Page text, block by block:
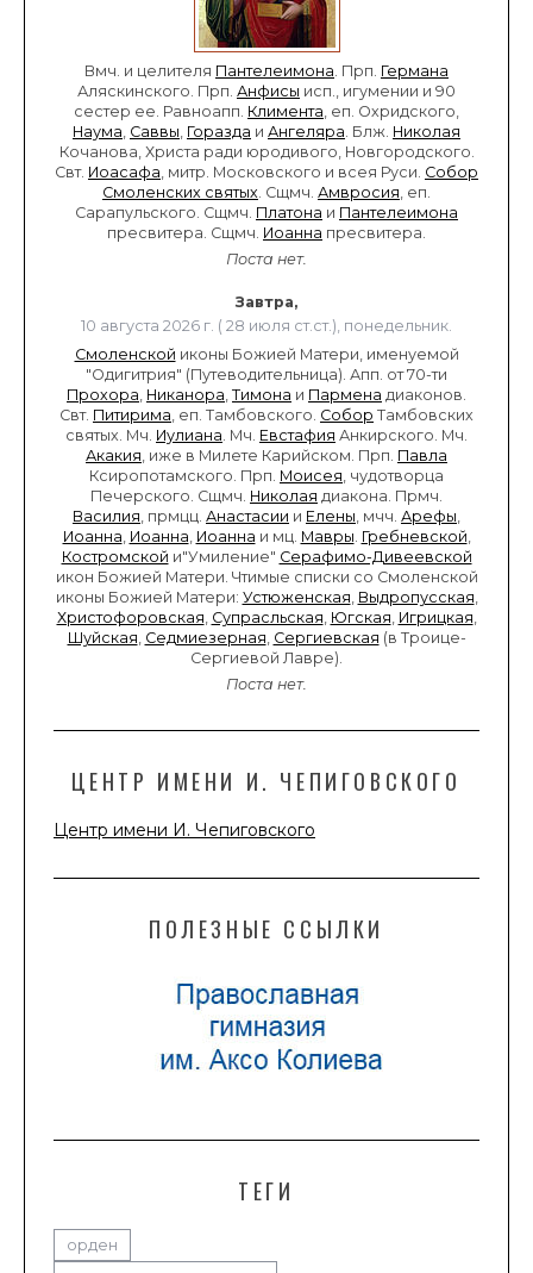
Вмч. и целителя Пантелеимона. Прп. Германа
Аляскинского. Прп. Анфисы исп., игумении и 90
сестер ее. Равноапп. Климента, еп. Охридского,
Наума, Саввы, Горазда и Ангеляра. Блж. Николая
Кочанова, Христа ради юродивого, Новгородского.
Свт. Иоасафа, митр. Московского и всея Руси. Собор
Смоленских святых. Сщмч. Амвросия, еп.
Сарапульского. Сщмч. Платона и Пантелеимона
пресвитера. Сщмч. Иоанна пресвитера.
Поста нет.
Завтра,
10 августа 2026 г. ( 28 июля ст.ст.), понедельник.
Смоленской иконы Божией Матери, именуемой
"Одигитрия" (Путеводительница). Апп. от 70-ти
Прохора, Никанора, Тимона и Пармена диаконов.
Свт. Питирима, еп. Тамбовского. Собор Тамбовских
святых. Мч. Иулиана. Мч. Евстафия Анкирского. Мч.
Акакия, иже в Милете Карийском. Прп. Павла
Ксиропотамского. Прп. Моисея, чудотворца
Печерского. Сщмч. Николая диакона. Прмч.
Василия, прмцц. Анастасии и Елены, мчч. Арефы,
Иоанна, Иоанна, Иоанна и мц. Мавры. Гребневской,
Костромской и"Умиление" Серафимо-Дивеевской
икон Божией Матери. Чтимые списки со Смоленской
иконы Божией Матери: Устюженская, Выдропусская,
Христофоровская, Супрасльская, Югская, Игрицкая,
Шуйская, Седмиезерная, Сергиевская (в Троице-
Сергиевой Лавре).
Поста нет.
ЦЕНТР ИМЕНИ И. ЧЕПИГОВСКОГО
Центр имени И. Чепиговского
ПОЛЕЗНЫЕ ССЫЛКИ
ТЕГИ
орден